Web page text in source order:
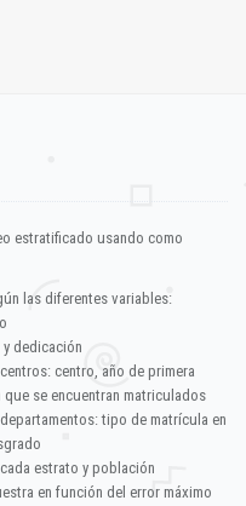
estratificado usando como
las diferentes variables:
y dedicación
centro, año de primera
se encuentran matriculados
tipo de matrícula en
estrato y población
en función del error máximo